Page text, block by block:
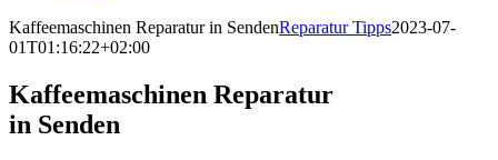
Kaffeemaschinen Reparatur in SendenReparatur Tipps2023-07-
01T01:16:22+02:00
Kaffeemaschinen Reparatur
in Senden